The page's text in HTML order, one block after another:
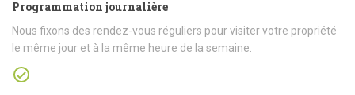
Programmation journalière
Nous fixons des rendez-vous réguliers pour visiter votre propriété
le même jour et à la même heure de la semaine.